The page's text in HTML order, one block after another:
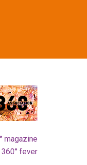
magazine
360° fever